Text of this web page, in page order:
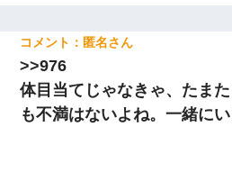
匿名
>>976
体目当てじゃなきゃ、たま
も不満はないよね。一緒にい